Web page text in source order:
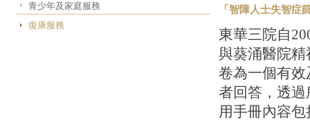
青少年及家庭服務
復康服務
「智障人士失智症
東華三院自
與葵涌醫院
卷為一個有
者回答，透
用手冊內容